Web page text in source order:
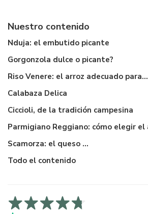
Nuestro contenido
Nduja: el embutido picante
Gorgonzola dulce o picante?
Riso Venere: el arroz adecuado para...
Calabaza Delica
Ciccioli, de la tradición campesina
Scamorza: el queso ...
Todo el contenido